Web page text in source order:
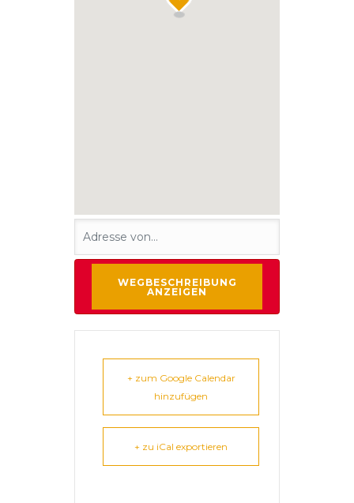
+ zum Google Calendar
hinzufügen
+ zu iCal exportieren